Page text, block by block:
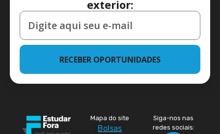
exterior:
RECEBER OPORTUNIDADES
Mapa do site
Bolsas
Siga-nos nas
redes sociais: